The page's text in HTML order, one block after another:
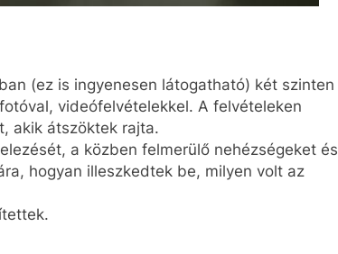
(ez is ingyenesen látogatható) két szinten
videófelvételekkel. A felvételeken
akik átszöktek rajta.
a közben felmerülő nehézségeket és
hogyan illeszkedtek be, milyen volt az